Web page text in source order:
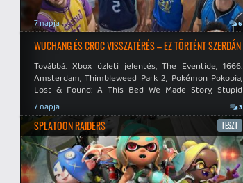
7 napja 6
WUCHANG ÉS CROC VISSZATÉRÉS – EZ TÖRTÉNT SZERDÁN
Továbbá: Xbox üzleti jelentés, The Eventide, 1666:
Amsterdam, Thimbleweed Park 2, Pokémon Pokopia,
Lost & Found: A This Bed We Made Story, Stupid
Never Dies.
7 napja 3
SPLATOON RAIDERS TESZT